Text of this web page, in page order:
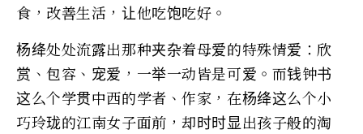
食，改善生活，让他吃饱吃好。
杨绛处处流露出那种夹杂着母爱的特殊情爱：欣
赏、包容、宠爱，一举一动皆是可爱。而钱钟书
这么个学贯中西的学者、作家，在杨绛这么个小
巧玲珑的江南女子面前，却时时显出孩子般的淘